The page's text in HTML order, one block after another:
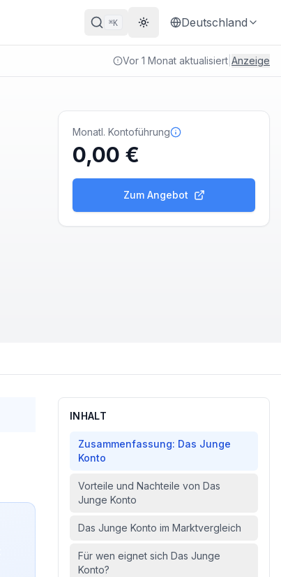
⌘K Theme wechseln
Deutschland
Vor 1 Monat aktualisiert Anzeige
Monatl. Kontoführung
0,00 €
Zum Angebot
INHALT
Zusammenfassung: Das Junge
Konto
Vorteile und Nachteile von Das
Junge Konto
Das Junge Konto im Marktvergleich
Für wen eignet sich Das Junge
Konto?